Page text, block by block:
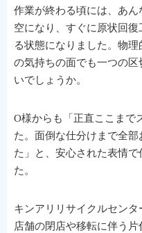
作業が終わる頃には、あ
空になり、すぐに原状回
る状態になりました。物
の気持ちの面でも一つの
いでしょうか。
O様からも「正直ここまで
た。面倒な仕分けまで全
た」と、安心された表情
た。
キンアリリサイクルセンタ
店舗の閉店や移転に伴う